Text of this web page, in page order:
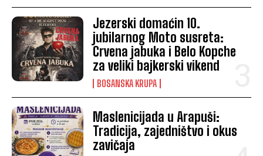
Jezerski domaćin 10.
jubilarnog Moto susreta:
Crvena jabuka i Belo Kopche
za veliki bajkerski vikend
BOSANSKA KRUPA
Maslenicijada u Arapuši:
Tradicija, zajedništvo i okus
zavičaja